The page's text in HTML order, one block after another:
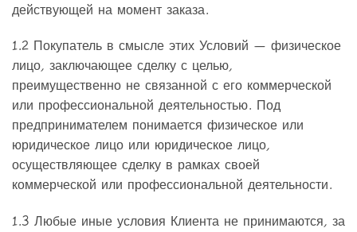
действующей на момент заказа.
1.2 Покупатель в смысле этих Условий — физическое
лицо, заключающее сделку с целью,
преимущественно не связанной с его коммерческой
или профессиональной деятельностью. Под
предпринимателем понимается физическое или
юридическое лицо или юридическое лицо,
осуществляющее сделку в рамках своей
коммерческой или профессиональной деятельности.
1.3 Любые иные условия Клиента не принимаются, за